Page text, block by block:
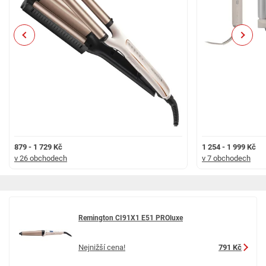
879 - 1 729 Kč
v 26 obchodech
1 254 - 1 999 Kč
v 7 obchodech
Previous Next
Remington CI91X1 E51 PROluxe
Nejnižší cena! 791 Kč